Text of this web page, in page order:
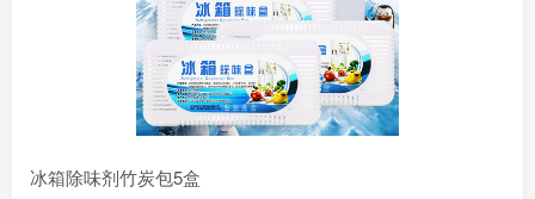
冰箱除味剂竹炭包5盒